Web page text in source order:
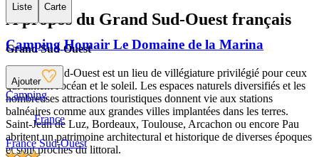
À propos du Grand Sud-Ouest français
Grand Sud-Ouest
Le Grand Sud-Ouest est un lieu de villégiature privilégié pour ceux
qui aiment l'océan et le soleil. Les espaces naturels diversifiés et les
nombreuses attractions touristiques donnent vie aux stations
balnéaires comme aux grandes villes implantées dans les terres.
Saint-Jean de Luz, Bordeaux, Toulouse, Arcachon ou encore Pau
abritent un patrimoine architectural et historique de diverses époques
et sont proches du littoral.
Liste Carte
Camping Homair Le Domaine de la Marina
Ajouter
Camping
France
France Sud-Ouest